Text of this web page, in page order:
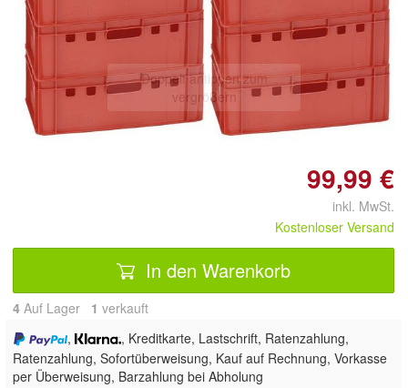
Doppelt antippen zum
vergrößern
99,99 €
inkl. MwSt.
Kostenloser Versand
In den Warenkorb
4 Auf Lager 1 verkauft
,
, Kreditkarte, Lastschrift, Ratenzahlung,
Ratenzahlung, Sofortüberweisung, Kauf auf Rechnung, Vorkasse
per Überweisung, Barzahlung bei Abholung